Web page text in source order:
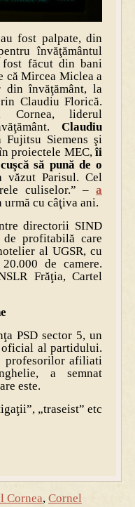
fost palpate, din
învăţământul
făcut din bani
că Mircea Miclea a
din învăţământ, la
Claudiu Florică.
liderul
Claudiu
Fujitsu Siemens şi
proiectele MEC,îi
să pună de o
văzut Parisul. Cel
culiselor.” –a
urmă cu câţiva ani.
directorii SIND
de profitabilă care
al UGSR, cu
de camere.
Frăţia, Cartel
PSD sector 5, un
al partidului.
profesorilor afiliati
a semnat
este.
„traseist” etc
Cornea, Cornel